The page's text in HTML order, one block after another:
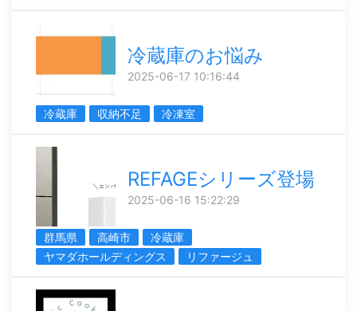
冷蔵庫のお悩み
2025-06-17 10:16:44
冷蔵庫 収納不足 冷凍室
REFAGEシリーズ登場
2025-06-16 15:22:29
群馬県 高崎市
冷蔵庫
ヤマダホールディングス
リファージュ